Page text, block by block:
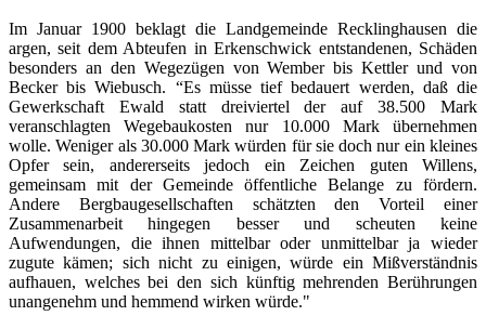
Im Januar 1900 beklagt die Landgemeinde Recklinghausen die
argen, seit dem Abteufen in Erkenschwick entstandenen, Schäden
besonders an den Wegezügen von Wember bis Kettler und von
Becker bis Wiebusch. “Es müsse tief bedauert werden, daß die
Gewerkschaft Ewald statt dreiviertel der auf 38.500 Mark
veranschlagten Wegebaukosten nur 10.000 Mark übernehmen
wolle. Weniger als 30.000 Mark würden für sie doch nur ein kleines
Opfer sein, andererseits jedoch ein Zeichen guten Willens,
gemeinsam mit der Gemeinde öffentliche Belange zu fördern.
Andere Bergbaugesellschaften schätzten den Vorteil einer
Zusammenarbeit hingegen besser und scheuten keine
Aufwendungen, die ihnen mittelbar oder unmittelbar ja wieder
zugute kämen; sich nicht zu einigen, würde ein Mißverständnis
aufhauen, welches bei den sich künftig mehrenden Berührungen
unangenehm und hemmend wirken würde."